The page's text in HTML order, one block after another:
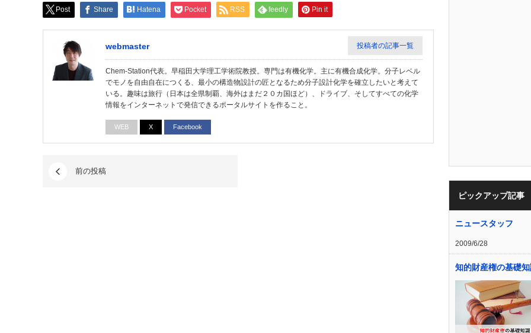
Post Share Hatena Pocket RSS feedly Pin it
webmaster 投稿者の記事一覧
Chem-Station代表。早稲田大学理工学術院教授。専門は有機化学。主に有機合成化学。分子レベル
でモノを自由自在につくる、最小の構造物設計の匠となるため分子設計化学を確立したいと考えて
いる。趣味は旅行（日本は全県制覇、海外はまだ２０カ国ほど）、ドライブ、そしてすべての化学
情報をインターネットで発信できるポータルサイトを作ること。
WEB X Facebook
前の投稿
ピックアップ記事
ニュースタッフ
2009/6/28
知的財産権の基礎